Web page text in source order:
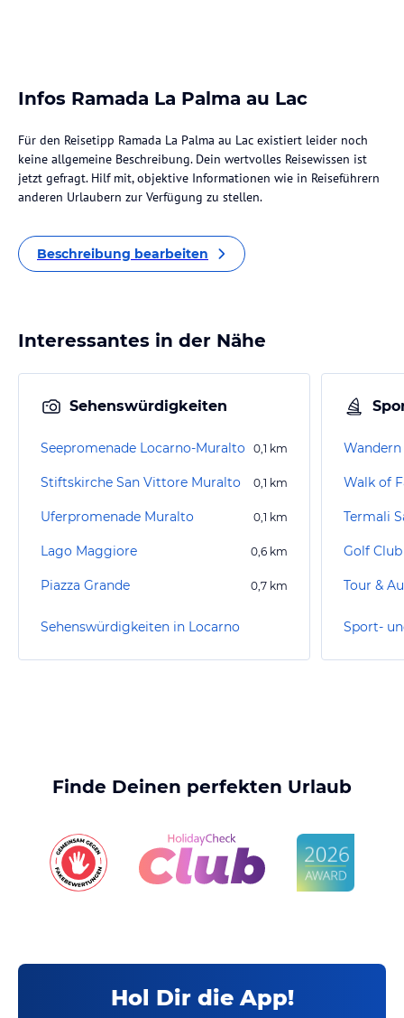
Infos Ramada La Palma au Lac
Für den Reisetipp Ramada La Palma au Lac existiert leider noch
keine allgemeine Beschreibung. Dein wertvolles Reisewissen ist
jetzt gefragt. Hilf mit, objektive Informationen wie in Reiseführern
anderen Urlaubern zur Verfügung zu stellen.
Beschreibung bearbeiten
Interessantes in der Nähe
Sehenswürdigkeiten
Seepromenade Locarno-Muralto 0,1 km
Stiftskirche San Vittore Muralto 0,1 km
Uferpromenade Muralto 0,1 km
Lago Maggiore 0,6 km
Piazza Grande 0,7 km
Sehenswürdigkeiten in Locarno
Walk of
Termali
Golf
Tour &
Finde Deinen perfekten Urlaub
Hol Dir die App!